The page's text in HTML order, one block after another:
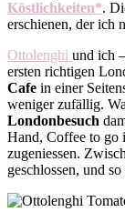
Köstlichkeiten*.
erschienen, der ich
Ottolenghi und ich
ersten richtigen
Cafe in einer
weniger zufällig.
Londonbesuch
Hand, Coffee to go
zugeniessen.
geschlossen, und